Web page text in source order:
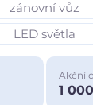
zánovní vůz
LED světla
Akční
1